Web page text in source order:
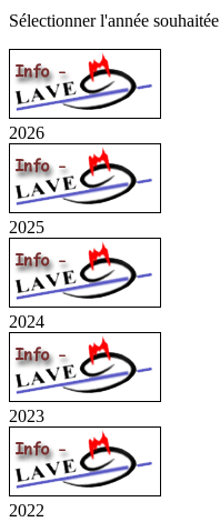
Sélectionner l'année souhaitée
2026
2025
2024
2023
2022